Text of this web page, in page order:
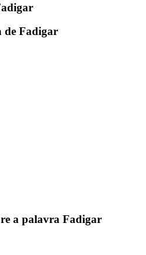
de Fadigar
a palavra Fadigar